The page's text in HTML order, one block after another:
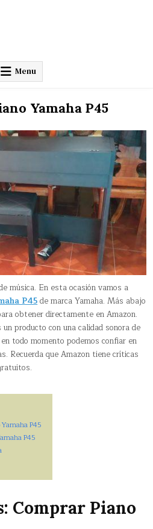
Menu
Yamaha P45
música. En esta ocasión vamos a
P45de marca Yamaha. Más abajo
obtener directamente en Amazon.
producto con una calidad sonora de
todo momento podemos confiar en
Recuerda que Amazon tiene críticas
P45
P45
Comprar Piano